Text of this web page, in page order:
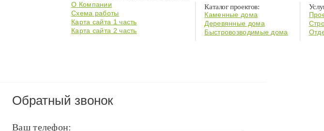
О Компании
Схема работы
Карта сайта 1 часть
Карта сайта 2 часть
Каталог проектов:
Каменные дома
Деревянные дома
Быстровозводимые дома
Обратный звонок
Ваш телефон: